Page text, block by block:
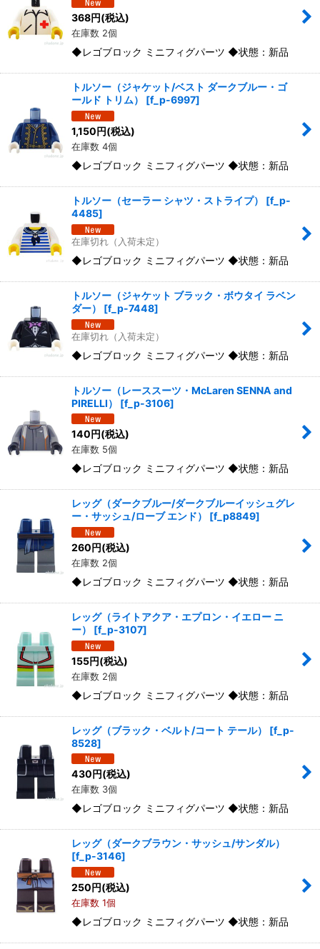
368円(税込)
在庫数 2個
◆レゴブロック ミニフィグパーツ ◆状態：新品
トルソー（ジャケット/ベスト ダークブルー・ゴ
ールド トリム）
[f_p-6997]
1,150円(税込)
在庫数 4個
◆レゴブロック ミニフィグパーツ ◆状態：新品
トルソー（セーラー シャツ・ストライプ） [f_p-
4485]
在庫切れ（入荷未定）
◆レゴブロック ミニフィグパーツ ◆状態：新品
トルソー（ジャケット ブラック・ボウタイ ラベン
ダー）
[f_p-7448]
在庫切れ（入荷未定）
◆レゴブロック ミニフィグパーツ ◆状態：新品
トルソー（レーススーツ・McLaren SENNA and
PIRELLI）
[f_p-3106]
140円(税込)
在庫数 5個
◆レゴブロック ミニフィグパーツ ◆状態：新品
レッグ（ダークブルー/ダークブルーイッシュグレ
ー・サッシュ/ローブ エンド）
[f_p8849]
260円(税込)
在庫数 2個
◆レゴブロック ミニフィグパーツ ◆状態：新品
レッグ（ライトアクア・エプロン・イエロー ニ
ー）
[f_p-3107]
155円(税込)
在庫数 2個
◆レゴブロック ミニフィグパーツ ◆状態：新品
レッグ（ブラック・ベルト/コート テール） [f_p-
8528]
430円(税込)
在庫数 3個
◆レゴブロック ミニフィグパーツ ◆状態：新品
レッグ（ダークブラウン・サッシュ/サンダル）
[f_p-3146]
250円(税込)
在庫数 1個
◆レゴブロック ミニフィグパーツ ◆状態：新品